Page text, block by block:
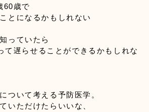
60歳で
とになるかもしれない
っていたら
て遅らせることができるかもしれな
ついて考える予防医学。
いただけたらいいな、